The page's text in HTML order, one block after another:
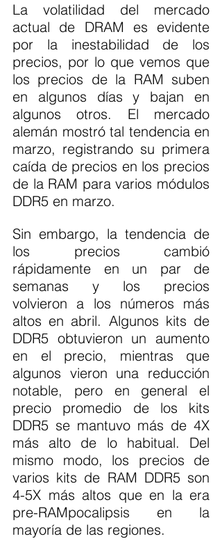
La volatilidad del mercado
actual de DRAM es evidente
por la inestabilidad de los
precios, por lo que vemos que
los precios de la RAM suben
en algunos días y bajan en
algunos otros. El mercado
alemán mostró tal tendencia en
marzo, registrando su primera
caída de precios en los precios
de la RAM para varios módulos
DDR5 en marzo.
Sin embargo, la tendencia de
los precios cambió
rápidamente en un par de
semanas y los precios
volvieron a los números más
altos en abril. Algunos kits de
DDR5 obtuvieron un aumento
en el precio, mientras que
algunos vieron una reducción
notable, pero en general el
precio promedio de los kits
DDR5 se mantuvo más de 4X
más alto de lo habitual. Del
mismo modo, los precios de
varios kits de RAM DDR5 son
4-5X más altos que en la era
pre-RAMpocalipsis en la
mayoría de las regiones.